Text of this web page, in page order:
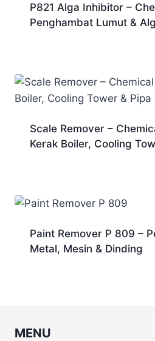
P821 Alga Inhibitor –
Penghambat Lumut &
Scale Remover –
Kerak Boiler, Cooling
Paint Remover P 809 –
Metal, Mesin & Dinding
MENU